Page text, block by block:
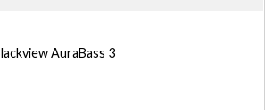
AuraBass 3